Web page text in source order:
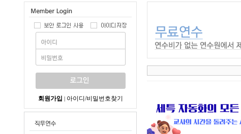
회원가입 아이디/비밀번호찾기